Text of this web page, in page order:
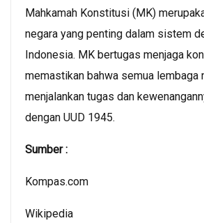
Mahkamah Konstitusi (MK)
negara yang penting dalam sistem
Indonesia. MK bertugas menjaga
memastikan bahwa semua lembaga
menjalankan tugas dan
dengan UUD 1945.
Sumber :
Kompas.com
Wikipedia